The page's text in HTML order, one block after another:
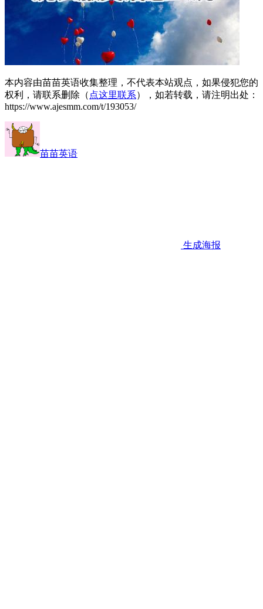
本内容由苗苗英语收集整理，不代表本站观点，如果侵犯您的
权利，请联系删除（ 点这里联系），如若转载，请注明出处：
https://www.ajesmm.com/t/193053/
苗苗英语
生成海报